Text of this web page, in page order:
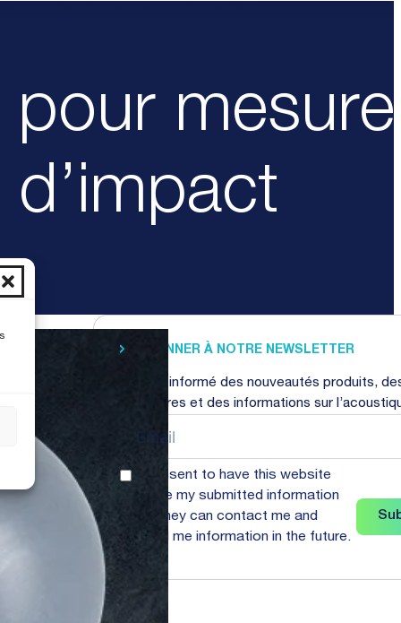
S’ABONNER À NOTRE NEWSLETTER
Restez informé des nouveautés produits,
webinaires et des informations sur
I consent to have this website
store my submitted information
so they can contact me and
send me information in the future.